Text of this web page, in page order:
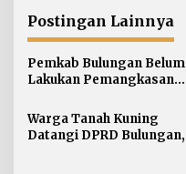
g
a
s
i
o
Postingan Lainnya
Pemkab Bulungan Belum
Lakukan Pemangkasan
Ada Arahan Pusat
Warga Tanah Kuning
Datangi DPRD Bulungan,